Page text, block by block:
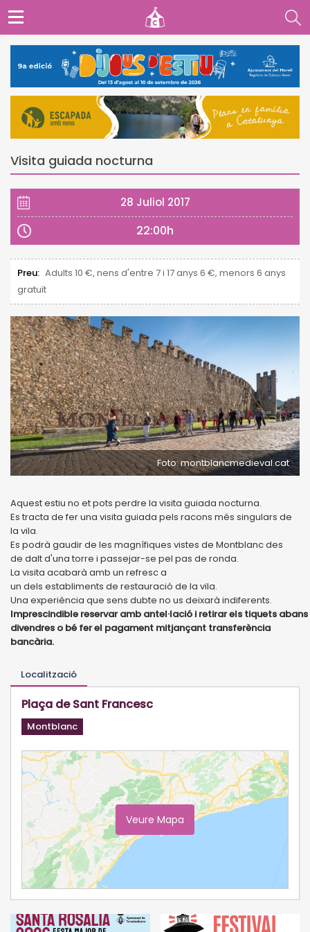
Visita guiada nocturna
28 Juliol 2017
22:00h
Preu: Adults 10 €, nens d'entre 7 i 17 anys 6 €, menors 6 anys
gratuït
Foto: montblancmedieval.cat
Aquest estiu no et pots perdre la visita guiada nocturna.
Es tracta de fer una visita guiada pels racons més singulars de
la vila.
Es podrà gaudir de les magnífiques vistes de Montblanc des
de dalt d'una torre i passejar-se pel pas de ronda.
La visita acabarà amb un refresc a
un dels establiments de restauració de la vila.
Una experiència que sens dubte no us deixarà indiferents.
Imprescindible reservar amb antel·lació i retirar els tiquets
divendres o bé fer el pagament mitjançant transferència
bancària.
Localització
Plaça de Sant Francesc
Montblanc
Veure Mapa